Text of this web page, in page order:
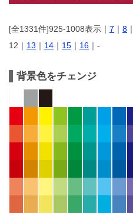
[全1331件]925-1008表示｜ 7 ｜ 8 ｜
12｜ 13 ｜ 14 ｜ 15 ｜ 16 ｜-
背景色をチェンジ